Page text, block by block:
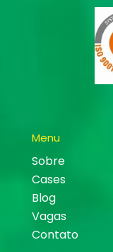
Menu
Sobre
Cases
Blog
Vagas
Contato